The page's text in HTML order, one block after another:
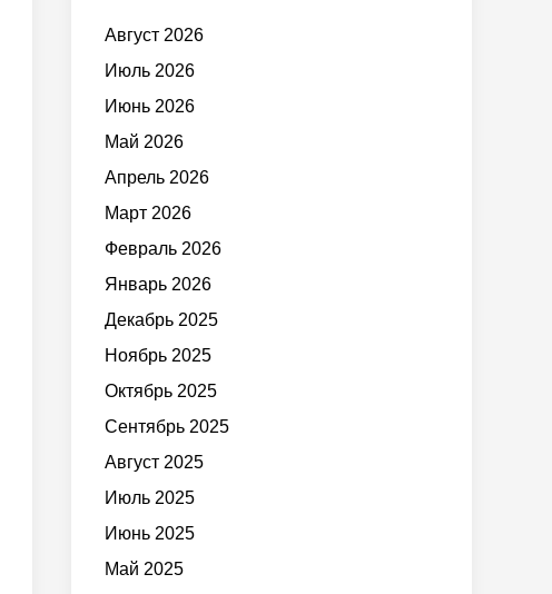
Август 2026
Июль 2026
Июнь 2026
Май 2026
Апрель 2026
Март 2026
Февраль 2026
Январь 2026
Декабрь 2025
Ноябрь 2025
Октябрь 2025
Сентябрь 2025
Август 2025
Июль 2025
Июнь 2025
Май 2025